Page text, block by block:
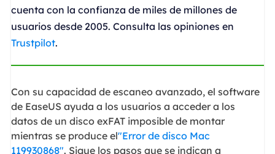
cuenta con la confianza de miles de millones de
usuarios desde 2005. Consulta las opiniones en
Trustpilot.
Con su capacidad de escaneo avanzado, el software
de EaseUS ayuda a los usuarios a acceder a los
datos de un disco exFAT imposible de montar
mientras se produce el"Error de disco Mac
119930868". Sigue los pasos que se indican a